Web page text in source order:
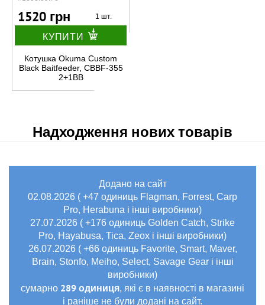
1520 грн 1 шт.
КУПИТИ
Котушка Okuma Custom
Black Baitfeeder, CBBF-355
2+1BB
Надходження нових товарів
Додано на сайт
02.08.2026 ( +47 одиниць Flagman, Forrest, Carp
Pro, Herabuna і інші виробники)
27.07.2026 ( +176 одиниць Golden Catch, Strike
Pro, Hayabusa, Tica, Zeox і інші виробники)
26.07.2026 ( +66 одиниць Favorite, Smart, Maver,
Brain, Stonfo, Meiho, Select, Savage Gear і інші
виробники)
сумарно 289 одиниця, які є в наявності в магазині
і раніше не були додані на сайт.